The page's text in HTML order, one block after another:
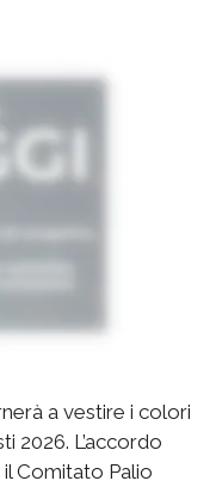
a vestire i colori
2026. L’accordo
Comitato Palio